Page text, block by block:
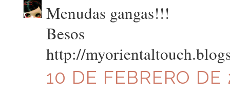
Menudas gangas!!!
Besos
http://
10 DE FEBRERO